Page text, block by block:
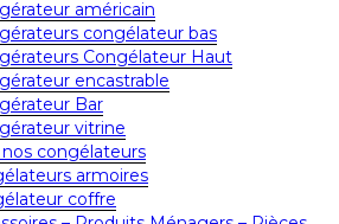
américain
congélateur bas
Congélateur Haut
encastrable
Bar
vitrine
nos congélateurs
armoires
coffre